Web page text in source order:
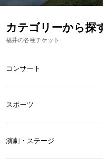
カテゴリーから探
福井の各種チケット
コンサート
スポーツ
演劇・ステージ